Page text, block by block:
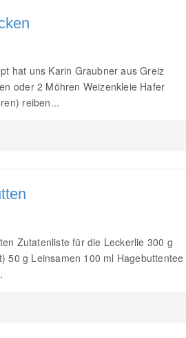
hat uns Karin Graubner aus Greiz
oder 2 Möhren Weizenkleie Hafer
reiben...
Zutatenliste für die Leckerlie 300 g
50 g Leinsamen 100 ml Hagebuttentee